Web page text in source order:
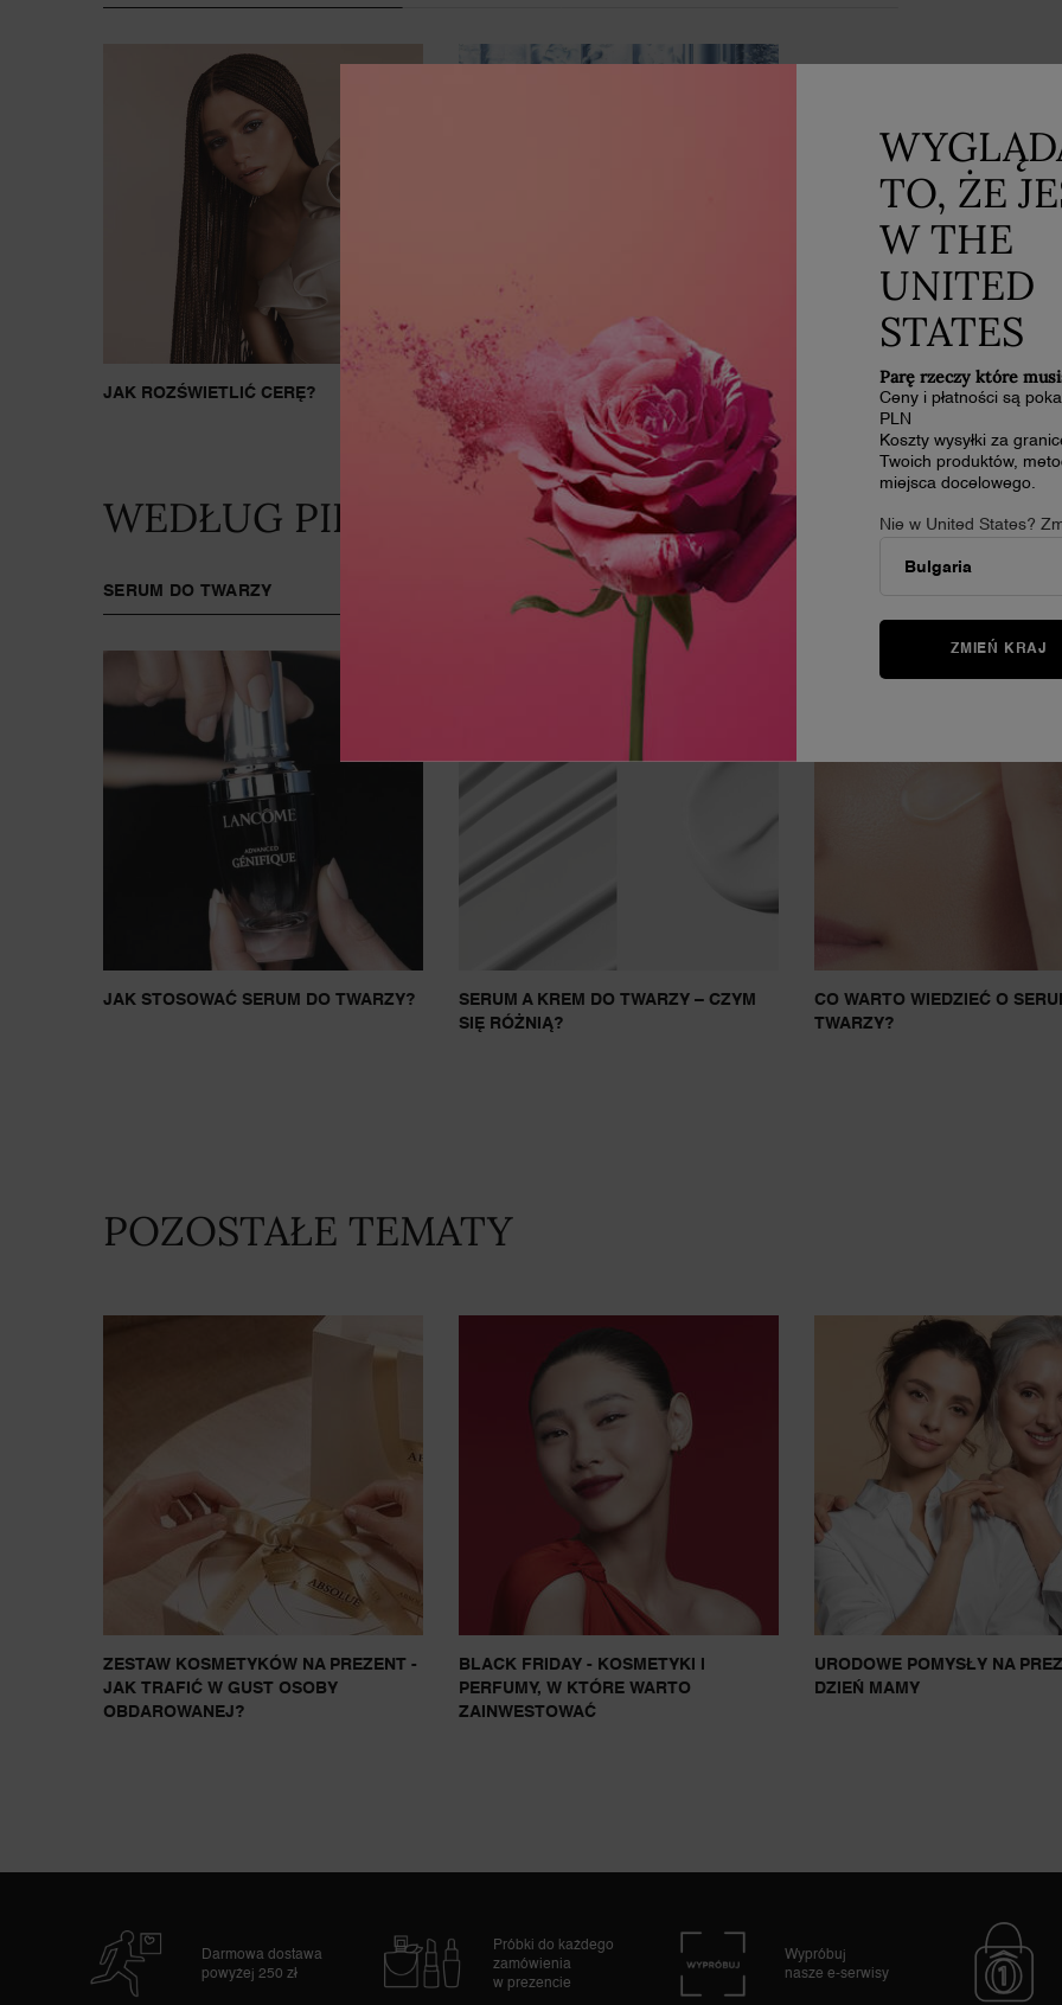
JAK ROZŚWIETLIĆ CERĘ? CZYM JEST MIKROBIOM SKÓRY?
WEDŁUG PIELĘGNACJI
SERUM DO TWARZY RUTYNA SKŁADNIKI AKTYWNE
JAK STOSOWAĆ SERUM DO TWARZY?
SERUM A KREM DO TWARZY – CZYM
SIĘ RÓŻNIĄ?
CO WARTO WIEDZIEĆ O
TWARZY?
POZOSTAŁE TEMATY
ZESTAW KOSMETYKÓW NA PREZENT -
JAK TRAFIĆ W GUST OSOBY
OBDAROWANEJ?
BLACK FRIDAY - KOSMETYKI I
PERFUMY, W KTÓRE WARTO
ZAINWESTOWAĆ
URODOWE POMYSŁY NA
DZIEŃ MAMY
Darmowa dostawa
powyżej 250 zł
Próbki do każdego
zamówienia
w prezencie
Wypróbuj
nasze e-serwisy
TO, ŻE
W THE
UNITED
STATES
Parę rzeczy które
Ceny i płatności są
PLN
Koszty wysyłki za
Twoich produktów,
miejsca docelowego.
Nie w United States?
ZMIEŃ KRAJ